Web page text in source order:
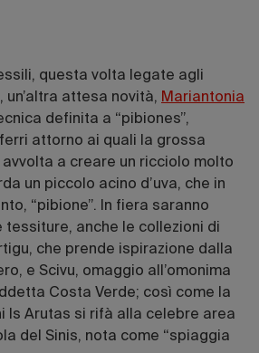
questa volta legate agli
attesa novità, Mariantonia
definita a “pibiones”,
attorno ai quali la grossa
a creare un ricciolo molto
un piccolo acino d’uva, che in
“pibione”. In fiera saranno
anche le collezioni di
che prende ispirazione dalla
e Scivu, omaggio all’omonima
Costa Verde; così come la
Is Arutas si rifà alla celebre area
del Sinis, nota come “spiaggia